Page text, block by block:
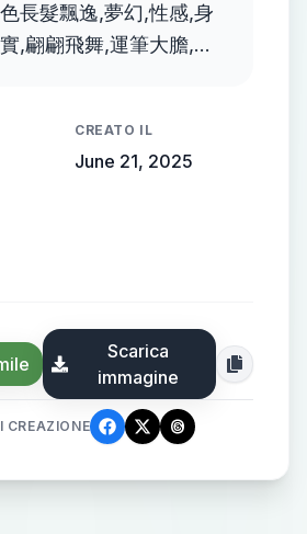
長髮飄逸,夢幻,性感,身
,翩翩飛舞,運筆大膽,顏
CREATO IL
June 21, 2025
Scarica
immagine
CREAZIONE